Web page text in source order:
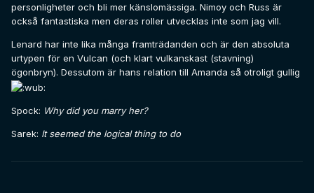
personligheter och bli mer känslomässiga. Nimoy och Russ är
också fantastiska men deras roller utvecklas inte som jag vill.
Lenard har inte lika många framträdanden och är den absoluta
urtypen för en Vulcan (och klart vulkanskast (stavning)
ögonbryn). Dessutom är hans relation till Amanda så otroligt gullig
Spock: Why did you marry her?
Sarek: It seemed the logical thing to do